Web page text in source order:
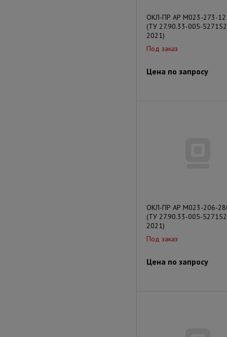
ОКЛ-ПР АР М023-273-
(ТУ 27.90.33-005-
2021)
Под заказ
Цена по запросу
ОКЛ-ПР АР М023-206-
(ТУ 27.90.33-005-
2021)
Под заказ
Цена по запросу